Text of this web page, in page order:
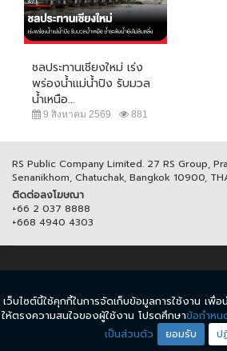
ชลประทานเชียงใหม่ เร่ง
พร่องน้ำแม่น้ำปิง รับมวล
น้ำเหนือ...
9 สิงหาคม 2569 881
RS Public Company Limited. 27 RS Group,
Senanikhom, Chatuchak, Bangkok 10900,
ติดต่อลงโฆษณา
+66 2 037 8888
+668 4940 4303
© COPYRIGHT 2017 THAICH8.COM,
ข้อกำหนดและเงื่อนไข นโยบายค
เว็บไซต์นี้ใช้คุกกี้ในการจัดเก็บข้อมูลการใช้งาน เพื่
ให้ตรงความสนใจของผู้ใช้งาน โปรดศึกษาข้อกำหน
เป็นส่วนตัว
ยอมรับ ป